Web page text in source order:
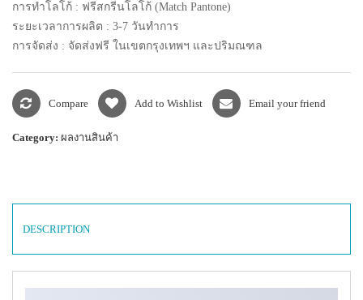
การทำโลโก้ : ฟรีสกรีนโลโก้ (Match Pantone)
ระยะเวลาการผลิต : 3-7 วันทำการ
การจัดส่ง : จัดส่งฟรี ในเขตกรุงเทพฯ และปริมณฑล
Compare Add to Wishlist Email your friend
Category: ผลงานสินค้า
DESCRIPTION